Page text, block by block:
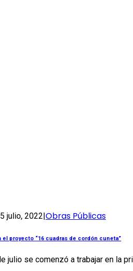
julio, 2022|Obras Públicas
el proyecto “16 cuadras de cordón cuneta”
julio se comenzó a trabajar en la